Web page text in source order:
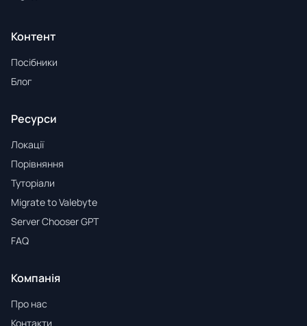
Контент
Посібники
Блог
Ресурси
Локації
Порівняння
Туторіали
Migrate to Valebyte
Server Chooser GPT
FAQ
Компанія
Про нас
Контакти